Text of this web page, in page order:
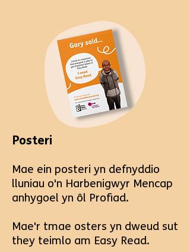
Posteri
Mae ein posteri yn defnyddio
lluniau o'n Harbenigwyr Mencap
anhygoel yn ôl Profiad.
Mae'r tmae osters yn dweud sut
they teimlo am Easy Read.